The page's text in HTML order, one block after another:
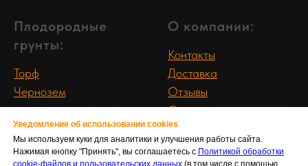
Уведомление об использовании cookies
Мы используем куки для аналитики и улучшения работы сайта.
Нажимая кнопку "Принять", вы соглашаетесь с Политикой обработки
Плодородные
грунты:
Торф
Чернозем
О компании:
Контакты
Доставка
Отзывы
Статьи
Политика
конфиденциальности